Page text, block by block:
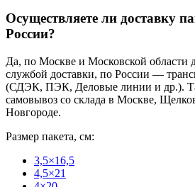
Осуществляете ли доставку
России?
Да, по Москве и Московской области
службой доставки, по России —
(СДЭК, ПЭК, Деловые линии и др.).
самовывоз со склада в Москве,
Новгороде.
Размер пакета, см:
3,5×16,5
4,5×21